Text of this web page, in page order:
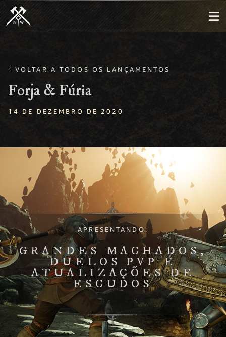
VOLTAR A TODOS OS LANÇAMENTOS
Forja & Fúria
14 DE DEZEMBRO DE 2020
APRESENTANDO:
GRANDES MACHADOS,
DUELOS PVP E
ATUALIZAÇÕES DE
ESCUDOS